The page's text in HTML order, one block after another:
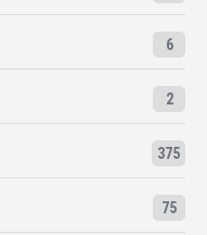
6
2
375
75